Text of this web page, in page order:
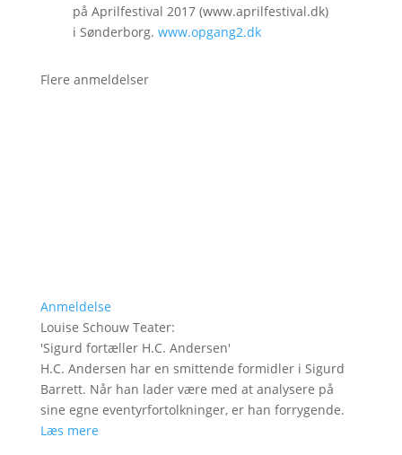
på Aprilfestival 2017 (www.aprilfestival.dk)
i Sønderborg. www.opgang2.dk
Flere anmeldelser
Anmeldelse
Louise Schouw Teater:
'Sigurd fortæller H.C. Andersen'
H.C. Andersen har en smittende formidler i Sigurd
Barrett. Når han lader være med at analysere på
sine egne eventyrfortolkninger, er han forrygende.
Læs mere